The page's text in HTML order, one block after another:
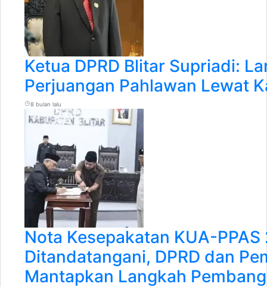
Ketua DPRD Blitar Supriadi:
Perjuangan Pahlawan Lewat
8 bulan lalu
Nota Kesepakatan KUA-PPAS
Ditandatangani, DPRD dan
Mantapkan Langkah